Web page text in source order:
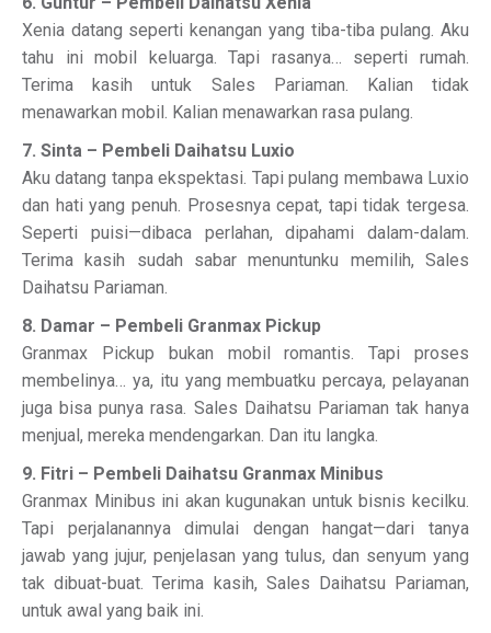
Xenia datang seperti kenangan yang tiba-tiba pulang. Aku
tahu ini mobil keluarga. Tapi rasanya… seperti rumah.
Terima kasih untuk Sales Pariaman. Kalian tidak
menawarkan mobil. Kalian menawarkan rasa pulang.
7. Sinta – Pembeli Daihatsu Luxio
Aku datang tanpa ekspektasi. Tapi pulang membawa Luxio
dan hati yang penuh. Prosesnya cepat, tapi tidak tergesa.
Seperti puisi—dibaca perlahan, dipahami dalam-dalam.
Terima kasih sudah sabar menuntunku memilih, Sales
Daihatsu Pariaman.
8. Damar – Pembeli Granmax Pickup
Granmax Pickup bukan mobil romantis. Tapi proses
membelinya… ya, itu yang membuatku percaya, pelayanan
juga bisa punya rasa. Sales Daihatsu Pariaman tak hanya
menjual, mereka mendengarkan. Dan itu langka.
9. Fitri – Pembeli Daihatsu Granmax Minibus
Granmax Minibus ini akan kugunakan untuk bisnis kecilku.
Tapi perjalanannya dimulai dengan hangat—dari tanya
jawab yang jujur, penjelasan yang tulus, dan senyum yang
tak dibuat-buat. Terima kasih, Sales Daihatsu Pariaman,
untuk awal yang baik ini.